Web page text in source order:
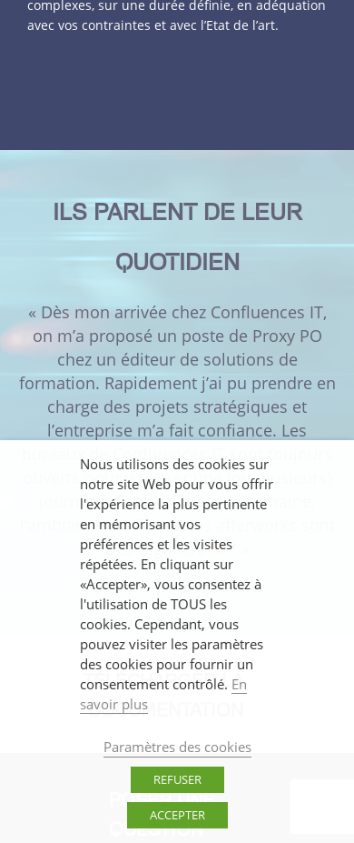
complexes, sur une durée définie, en adéquation
avec vos contraintes et avec l’Etat de l’art.
ILS PARLENT DE LEUR
QUOTIDIEN
« Dès mon arrivée chez Confluences IT,
on m’a proposé un poste de Proxy PO
chez un éditeur de solutions de
formation. Rapidement j’ai pu prendre en
charge des projets stratégiques et
l’entreprise m’a fait confiance. Les
bureaux de Confluences IT sont toujours
ouverts pour y passer une (ou plusieurs)
journées de travail dans la semaine,
l’ambiance est TOP et les afterworks sont
très réguliers
! »
Clément - Product Owner
TÉLÉCHARGER LA
DOCUMENTATION
POSER UNE
QUESTION
Nous utilisons des cookies sur
notre site Web pour vous offrir
l'expérience la plus pertinente
en mémorisant vos
préférences et les visites
répétées. En cliquant sur
«Accepter», vous consentez à
l'utilisation de TOUS les
cookies. Cependant, vous
pouvez visiter les paramètres
des cookies pour fournir un
consentement contrôlé. En
savoir plus
Paramètres des cookies
REFUSER
ACCEPTER